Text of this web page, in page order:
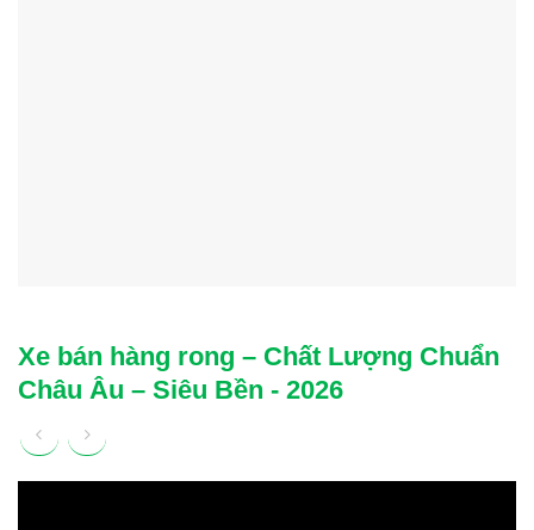
Xe bán hàng rong – Chất Lượng Chuẩn
Châu Âu – Siêu Bền - 2026